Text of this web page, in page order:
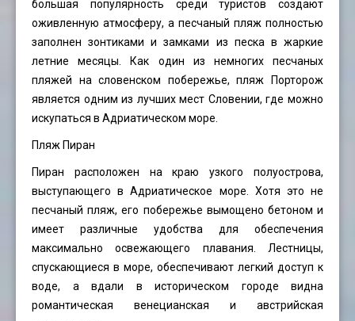
большая популярность среди туристов создают
оживленную атмосферу, а песчаный пляж полностью
заполнен зонтиками и замками из песка в жаркие
летние месяцы. Как один из немногих песчаных
пляжей на словенском побережье, пляж Порторож
является одним из лучших мест Словении, где можно
искупаться в Адриатическом море.
Пляж Пиран
Пиран расположен на краю узкого полуострова,
выступающего в Адриатическое море. Хотя это не
песчаный пляж, его побережье вымощено бетоном и
имеет различные удобства для обеспечения
максимально освежающего плавания. Лестницы,
спускающиеся в море, обеспечивают легкий доступ к
воде, а вдали в историческом городе видна
романтическая венецианская и австрийская